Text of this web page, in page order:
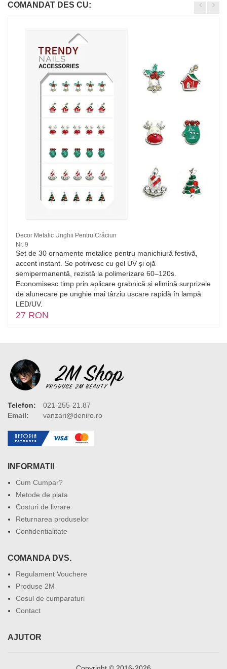
COMANDAT DES CU:
Decor Metalic Unghii Pentru Crăciun
Nr. 9
Set de 30 ornamente metalice pentru manichiură festivă,
accent instant. Se potrivesc cu gel UV și ojă
semipermanentă, rezistă la polimerizare 60–120s.
Economisesc timp prin aplicare grabnică și elimină surprizele
de alunecare pe unghie mai târziu uscare rapidă în lampă
LED/UV.
27 RON
Telefon:
021-255-21.87
Email:
vanzari@deniro.ro
INFORMATII
Cum Cumpar?
Metode de plata
Costuri de livrare
Returnarea produselor
Confidentialitate
COMANDA DVS.
Regulament Vouchere
Produse 2M
Cosul de cumparaturi
Contact
AJUTOR